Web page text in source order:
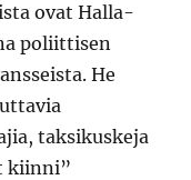
ovat Halla-
poliittisen
He
taksikuskeja
kiinni”